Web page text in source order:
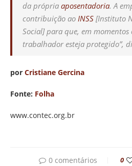
da própria aposentadoria. A
contribuição ao INSS [Instituto
Social] para que, em momentos
trabalhador esteja protegido”,
por Cristiane Gercina
Fonte: Folha
www.contec.org.br
0 comentários 0